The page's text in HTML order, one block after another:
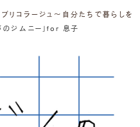
ブリコラージュ～自分たちで暮らしを
ジムニー」for 息子